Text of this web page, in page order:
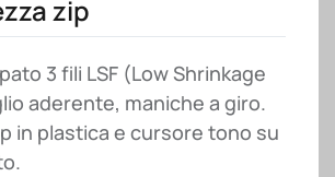
zip
3 fili LSF (Low Shrinkage
aderente, maniche a giro.
in plastica e cursore tono su